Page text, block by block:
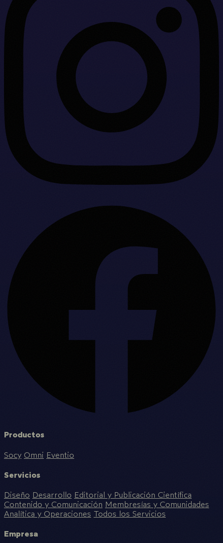
Productos
Socy Omni Eventio
Servicios
Diseño Desarrollo Editorial y Publicación Científica
Contenido y Comunicación Membresías y Comunidades
Analítica y Operaciones Todos los Servicios
Empresa